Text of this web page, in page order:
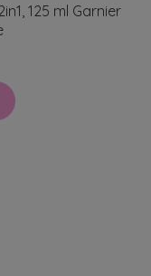
125 ml Garnier